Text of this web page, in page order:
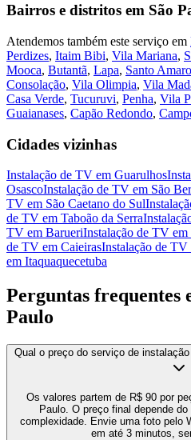
Bairros e distritos em São
Atendemos também este serviço em
Perdizes, Itaim Bibi, Vila Mariana,
Mooca, Butantã, Lapa, Santo Amaro
Consolação, Vila Olimpia, Vila
Casa Verde, Tucuruvi, Penha, Vila
Guaianases, Capão Redondo,
Cidades vizinhas
Instalação de TV em Guarulhos
OsascoInstalação de TV em São
TV em São Caetano do Sul
de TV em Taboão da Serra
TV em BarueriInstalação de TV em
de TV em CaieirasInstalação de TV
em Itaquaquecetuba
Perguntas frequentes
Paulo
Qual o preço do serviço de
Os valores partem de R$ 90 por
Paulo. O preço final depende
complexidade. Envie uma foto pelo
em até 3 minutos,